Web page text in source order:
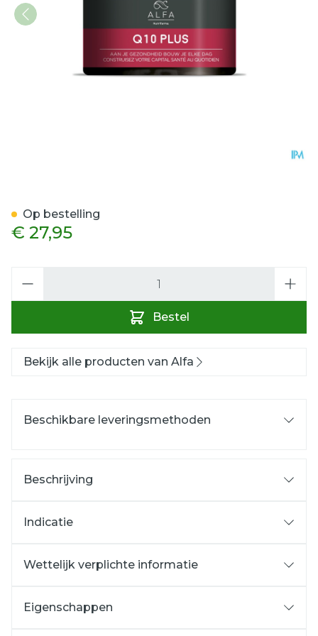
€ 27,95
Bestel
Op bestelling
Bekijk alle producten van Alfa
Beschikbare leveringsmethoden
Beschrijving
Indicatie
Wettelijk verplichte informatie
Eigenschappen